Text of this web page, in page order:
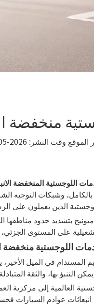
منخفضة
النشر: 2026-05-22 الأصل:
اللوجستية المنخفضة
وشبكات التوجيه
الذين يعملون على
على المستوى
اللوجستية منخفضة
المستدام في الميل
التنبؤ بها، والثقة
العالمية إلى مركزية
عوادم السيارات